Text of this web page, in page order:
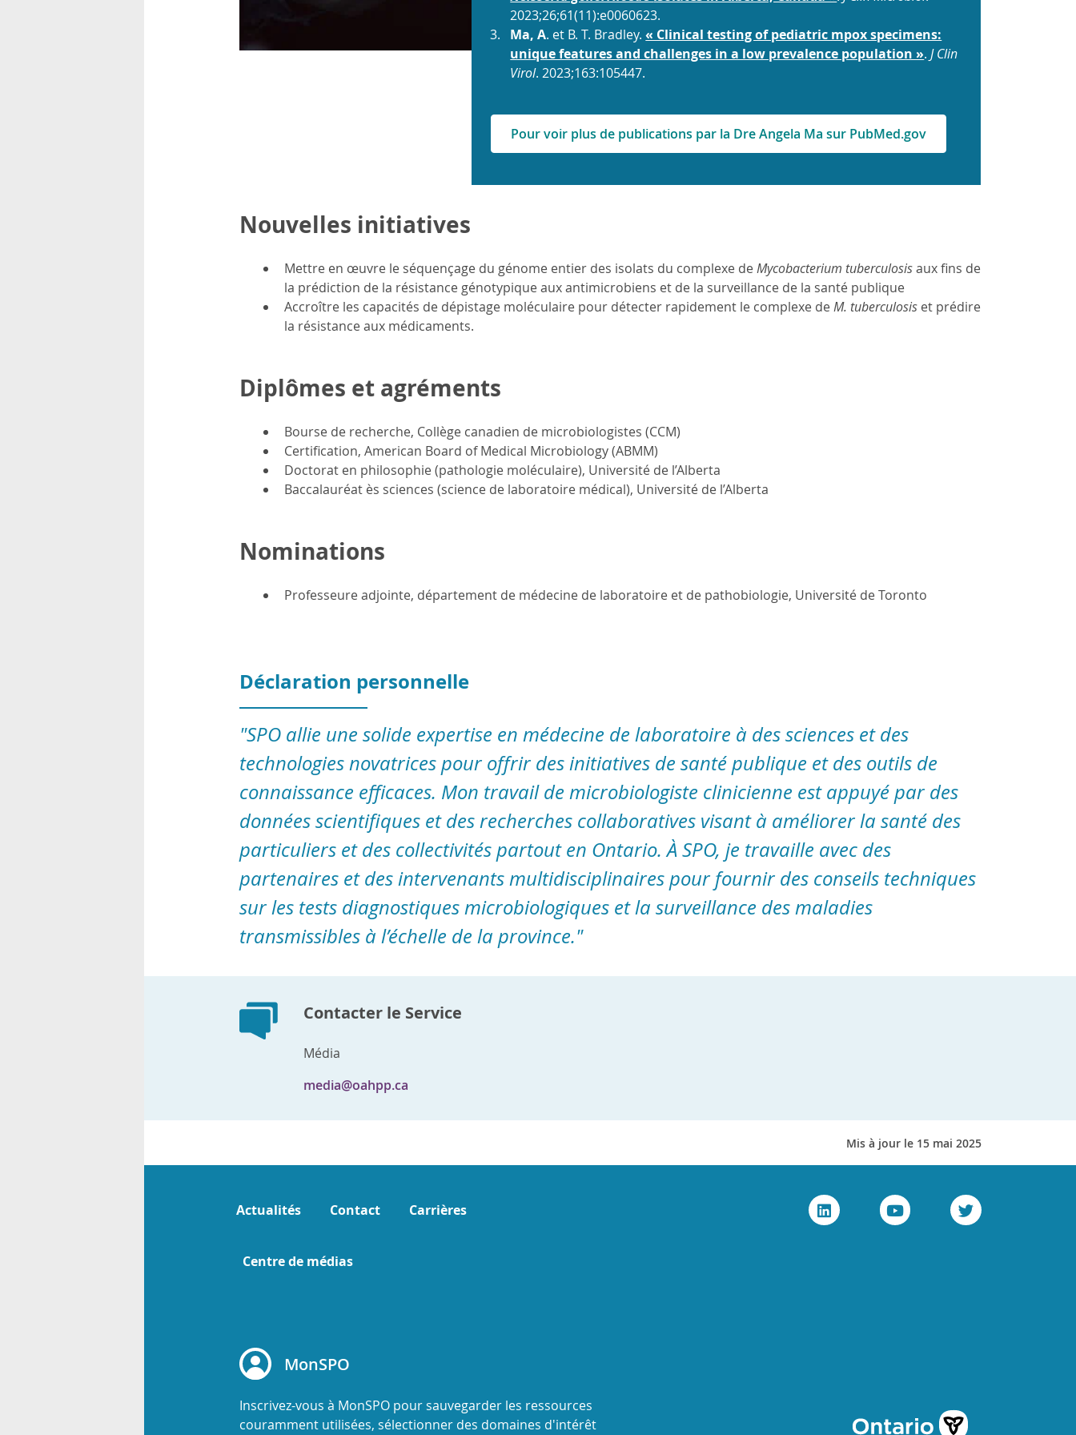
2023;26;61(11):e0060623.
Ma, A. et B. T. Bradley.« Clinical testing of pediatric mpox specimens:
unique features and challenges in a low prevalence population ».J Clin
Virol. 2023;163:105447.
Pour voir plus de publications par la Dre Angela Ma sur PubMed.gov
Nouvelles initiatives
Mettre en œuvre le séquençage du génome entier des isolats du complexe deMycobacterium tuberculosisaux fins de
la prédiction de la résistance génotypique aux antimicrobiens et de la surveillance de la santé publique
Accroître les capacités de dépistage moléculaire pour détecter rapidement le complexe deM. tuberculosis et prédire
la résistance aux médicaments.
Diplômes et agréments
Bourse de recherche, Collège canadien de microbiologistes (CCM)
Certification, American Board of Medical Microbiology (ABMM)
Doctorat en philosophie (pathologie moléculaire), Université de l’Alberta
Baccalauréat ès sciences (science de laboratoire médical), Université de l’Alberta
Nominations
Professeure adjointe, département de médecine de laboratoire et de pathobiologie, Université de Toronto
Déclaration personnelle
"SPO allie une solide expertise en médecine de laboratoire à des sciences et des
technologies novatrices pour offrir des initiatives de santé publique et des outils de
connaissance efficaces. Mon travail de microbiologiste clinicienne est appuyé par des
données scientifiques et des recherches collaboratives visant à améliorer la santé des
particuliers et des collectivités partout en Ontario. À SPO, je travaille avec des
partenaires et des intervenants multidisciplinaires pour fournir des conseils techniques
sur les tests diagnostiques microbiologiques et la surveillance des maladies
transmissibles à l’échelle de la province."
Contacter le Service
Média
media@oahpp.ca
Mis à jour le 15 mai 2025
Actualités Contact Carrières
Centre de médias
MonSPO
Inscrivez-vous à MonSPO pour sauvegarder les ressources
couramment utilisées, sélectionner des domaines d'intérêt